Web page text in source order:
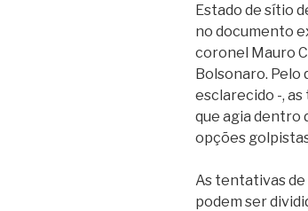
Estado de sítio
no documento
coronel Mauro
Bolsonaro. Pelo
esclarecido -,
que agia dentro
opções
As tentativas
podem ser